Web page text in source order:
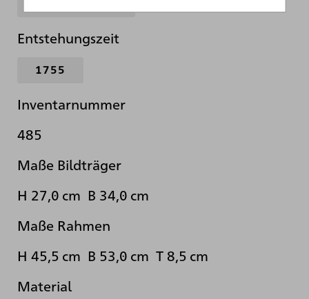
Entstehungszeit
1755
Inventarnummer
485
Maße Bildträger
H 27,0 cm B 34,0 cm
Maße Rahmen
H 45,5 cm B 53,0 cm T 8,5 cm
Material